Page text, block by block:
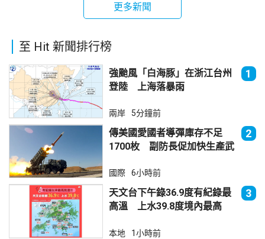
更多新聞
至 Hit 新聞排行榜
強颱風「白海豚」在浙江台州
登陸 上海落暴雨
1
兩岸 5分鐘前
傳美國愛國者導彈庫存不足
1700枚 副防長促加快生產武
2
國際 6小時前
天文台下午錄36.9度有紀錄最
高溫 上水39.8度境內最高
3
本地 1小時前